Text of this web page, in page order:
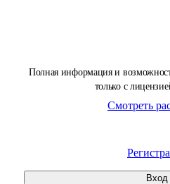
Полная информация и
только с
Смотреть
Вход